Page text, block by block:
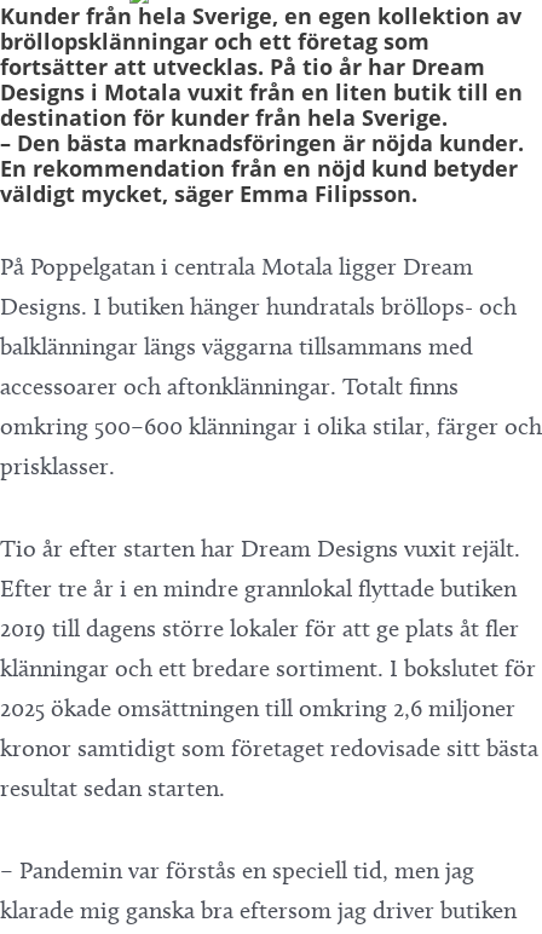
Kunder från hela Sverige, en egen kollektion av
bröllopsklänningar och ett företag som
fortsätter att utvecklas. På tio år har Dream
Designs i Motala vuxit från en liten butik till en
destination för kunder från hela Sverige.
– Den bästa marknadsföringen är nöjda kunder.
En rekommendation från en nöjd kund betyder
väldigt mycket, säger Emma Filipsson.
På Poppelgatan i centrala Motala ligger Dream
Designs. I butiken hänger hundratals bröllops- och
balklänningar längs väggarna tillsammans med
accessoarer och aftonklänningar. Totalt finns
omkring 500–600 klänningar i olika stilar, färger och
prisklasser.
Tio år efter starten har Dream Designs vuxit rejält.
Efter tre år i en mindre grannlokal flyttade butiken
2019 till dagens större lokaler för att ge plats åt fler
klänningar och ett bredare sortiment. I bokslutet för
2025 ökade omsättningen till omkring 2,6 miljoner
kronor samtidigt som företaget redovisade sitt bästa
resultat sedan starten.
– Pandemin var förstås en speciell tid, men jag
klarade mig ganska bra eftersom jag driver butiken